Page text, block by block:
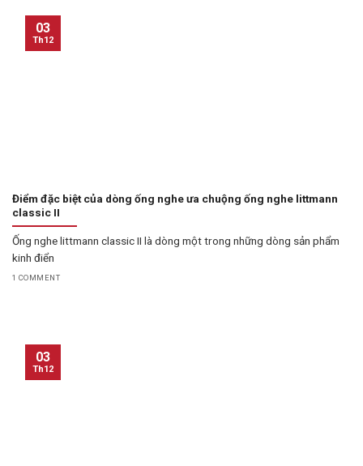
Điểm đặc biệt của dòng ống nghe ưa chuộng ống nghe littmann
classic II
Ống nghe littmann classic II là dòng một trong những dòng sản phẩm
kinh điển
1 COMMENT
03
Th12
03
Th12